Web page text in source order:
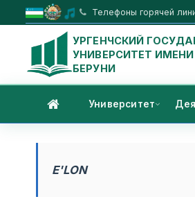
Телефоны горячей
УРГЕНЧСКИЙ
УНИВЕРСИТЕТ
БЕРУНИ
Университет
E'LON